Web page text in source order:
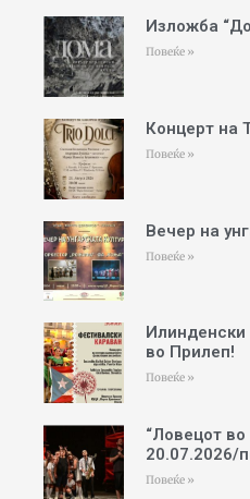
Изложба
Повеќе »
Концерт на
Повеќе »
Вечер на
Повеќе »
Илинденски
во Прилеп!
Повеќе »
“Ловецот во
20.07.2026/
Повеќе »